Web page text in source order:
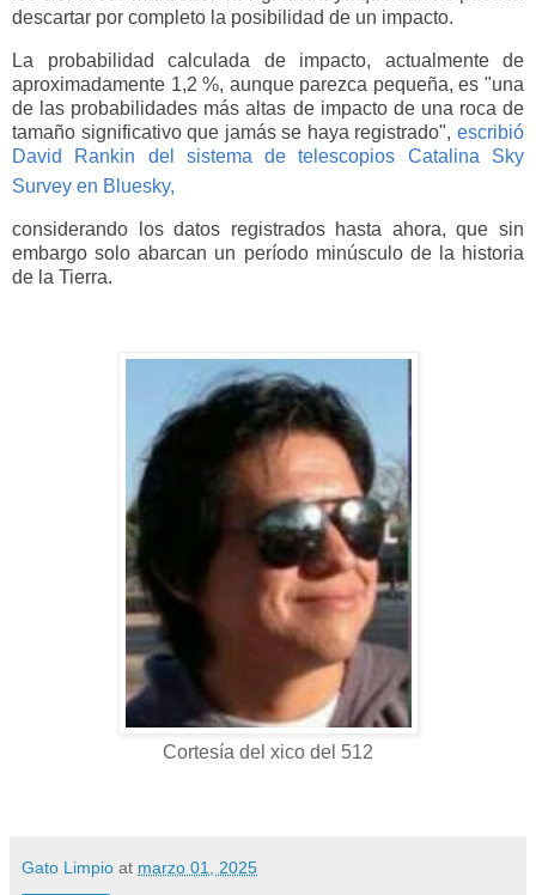
descartar por completo la posibilidad de un impacto.
La probabilidad calculada de impacto, actualmente de
aproximadamente 1,2 %, aunque parezca pequeña, es "una
de las probabilidades más altas de impacto de una roca de
tamaño significativo que jamás se haya registrado", escribió
David Rankin del sistema de telescopios Catalina Sky
Survey en Bluesky,
considerando los datos registrados hasta ahora, que sin
embargo solo abarcan un período minúsculo de la historia
de la Tierra.
Cortesía del xico del 512
Gato Limpio at marzo 01, 2025